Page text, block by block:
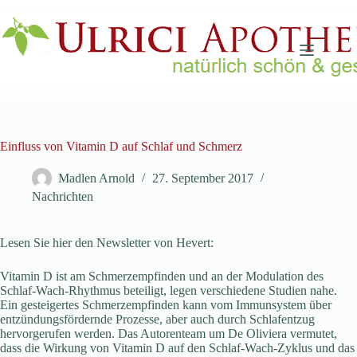
Inhalt
springen
Einfluss von Vitamin D auf Schlaf und Schmerz
Madlen Arnold
27. September 2017
Nachrichten
Lesen Sie hier den Newsletter von Hevert:
Vitamin D ist am Schmerzempfinden und an der Modulation des
Schlaf-Wach-Rhythmus beteiligt, legen verschiedene Studien nahe.
Ein gesteigertes Schmerzempfinden kann vom Immunsystem über
entzündungsfördernde Prozesse, aber auch durch Schlafentzug
hervorgerufen werden. Das Autorenteam um De Oliviera vermutet,
dass die Wirkung von Vitamin D auf den Schlaf-Wach-Zyklus und das